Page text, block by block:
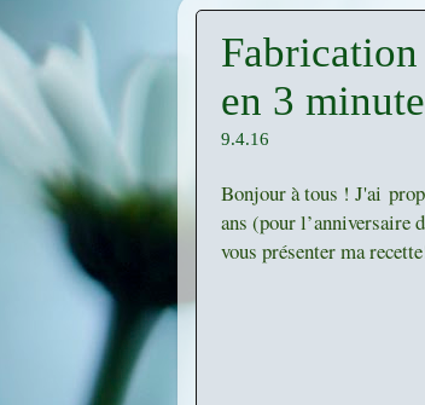
en 3
9.4.16
Bonjour à tous ! J'ai
ans (pour l’anniversaire
vous présenter ma